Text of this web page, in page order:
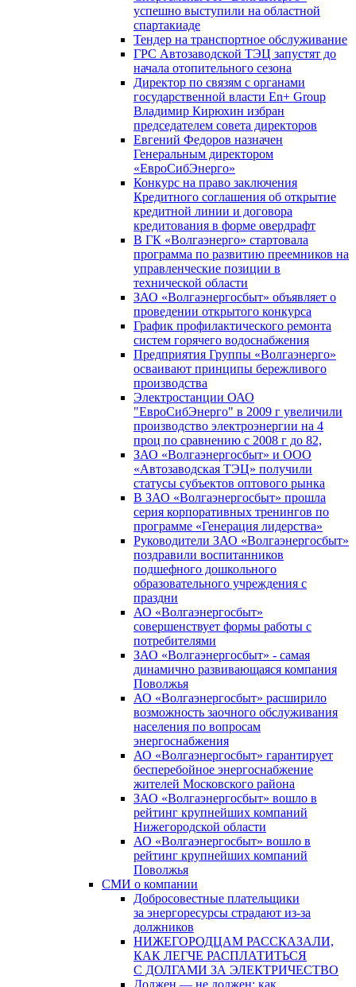
успешно выступили на областной
спартакиаде
Тендер на транспортное обслуживание
ГРС Автозаводской ТЭЦ запустят до
начала отопительного сезона
Директор по связям с органами
государственной власти En+ Group
Владимир Кирюхин избран
председателем совета директоров
Евгений Федоров назначен
Генеральным директором
«ЕвроСибЭнерго»
Конкурс на право заключения
Кредитного соглашения об открытие
кредитной линии и договора
кредитования в форме овердрафт
В ГК «Волгаэнерго» стартовала
программа по развитию преемников на
управленческие позиции в
технической области
ЗАО «Волгаэнергосбыт» объявляет о
проведении открытого конкурса
График профилактического ремонта
систем горячего водоснабжения
Предприятия Группы «Волгаэнерго»
осваивают принципы бережливого
производства
Электростанции ОАО
"ЕвроСибЭнерго" в 2009 г увеличили
производство электроэнергии на 4
проц по сравнению с 2008 г до 82,
ЗАО «Волгаэнергосбыт» и ООО
«Автозаводская ТЭЦ» получили
статусы субъектов оптового рынка
В ЗАО «Волгаэнергосбыт» прошла
серия корпоративных тренингов по
программе «Генерация лидерства»
Руководители ЗАО «Волгаэнергосбыт»
поздравили воспитанников
подшефного дошкольного
образовательного учреждения с
праздни
АО «Волгаэнергосбыт»
совершенствует формы работы с
потребителями
ЗАО «Волгаэнергосбыт» - самая
динамично развивающаяся компания
Поволжья
АО «Волгаэнергосбыт» расширило
возможность заочного обслуживания
населения по вопросам
энергоснабжения
АО «Волгаэнергосбыт» гарантирует
бесперебойное энергоснабжение
жителей Московского района
ЗАО «Волгаэнергосбыт» вошло в
рейтинг крупнейших компаний
Нижегородской области
АО «Волгаэнергосбыт» вошло в
рейтинг крупнейших компаний
Поволжья
СМИ о компании
Добросовестные плательщики
за энергоресурсы страдают из-за
должников
НИЖЕГОРОДЦАМ РАССКАЗАЛИ,
КАК ЛЕГЧЕ РАСПЛАТИТЬСЯ
С ДОЛГАМИ ЗА ЭЛЕКТРИЧЕСТВО